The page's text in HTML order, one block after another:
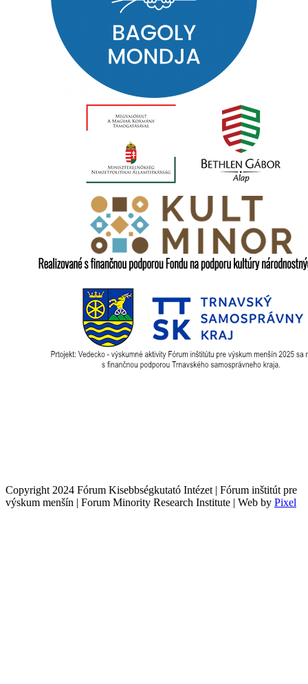
Copyright 2024 Fórum Kisebbségkutató Intézet | Fórum inštitút pre
výskum menšín | Forum Minority Research Institute | Web by Pixel